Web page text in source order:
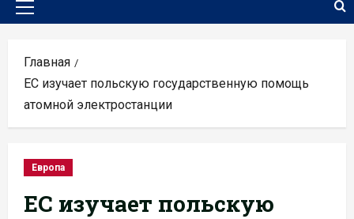
Основное
Главная
ЕС изучает польскую государственную помощь
атомной электростанции
Европа
ЕС изучает польскую